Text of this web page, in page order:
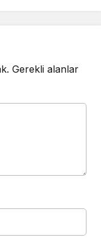
Gerekli alanlar